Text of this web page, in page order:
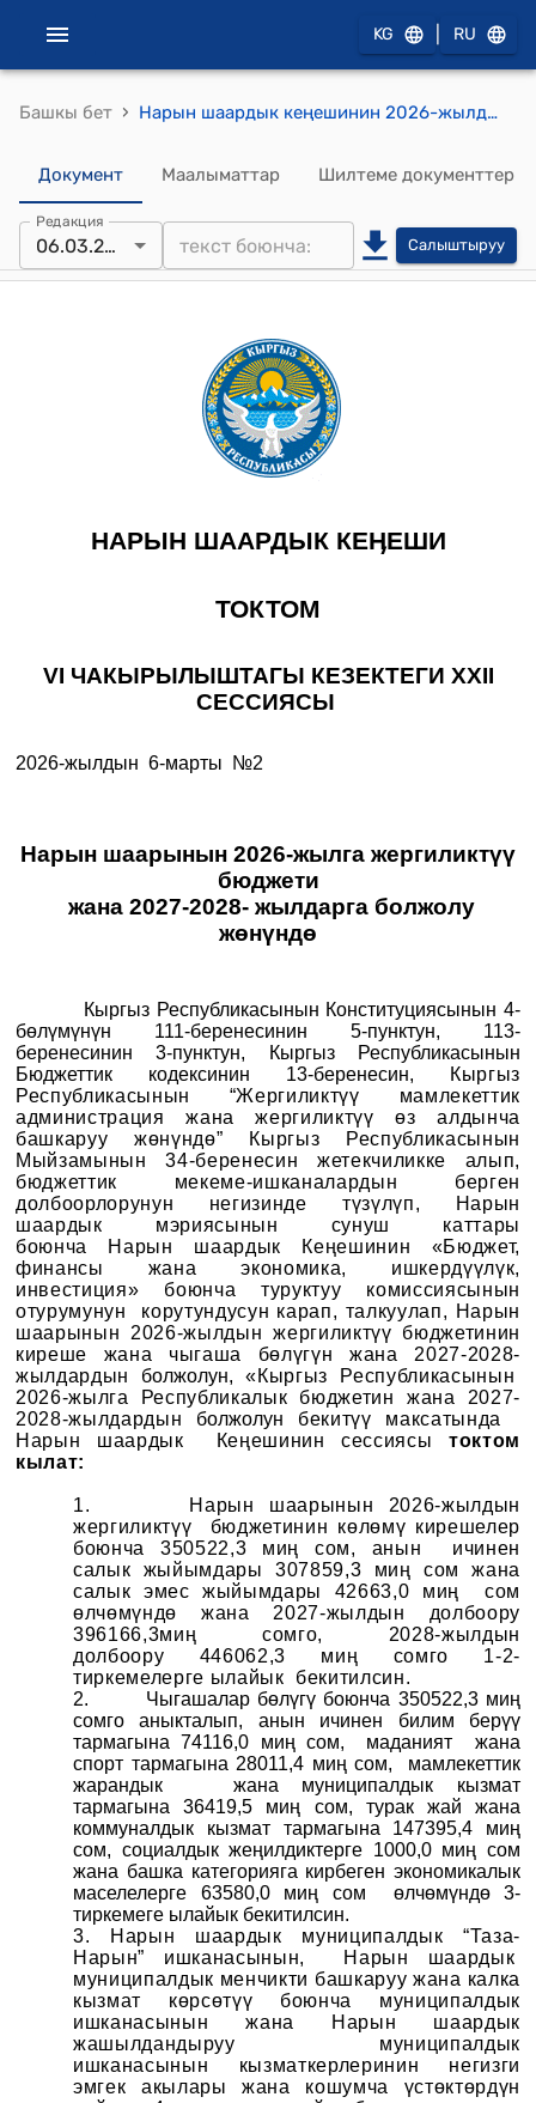
KG RU
Башкы бет › Нарын шаардык кеңешинин 2026-жылдын 6-мартындагы №2 "Нарын шаарынын 2026-жылга жергиликтүү бюджети жана 2027-2028- жылдарга болжолу жөнүндө" токтому
Документ Маалыматтар Шилтеме документтер
Редакция
06.03.2026 Салыштыруу